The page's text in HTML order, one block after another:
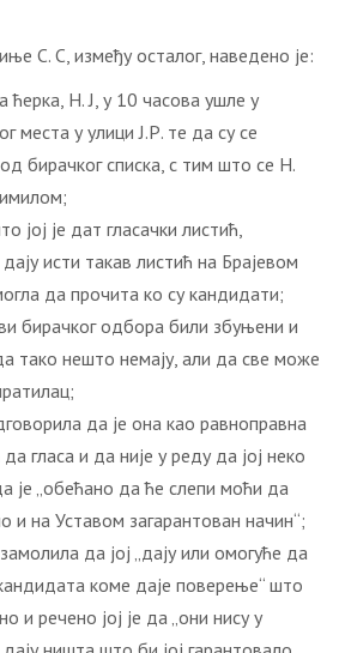
С. С, између осталог, наведено је:
ћерка, Н. Ј, у 10 часова ушле у
места у улици Ј.Р. те да су се
бирачког списка, с тим што се Н.
јој је дат гласачки листић,
исти такав листић на Брајевом
да прочита ко су кандидати;
бирачког одбора били збуњени и
тако нешто немају, али да све може
да је она као равноправна
гласа и да није у реду да јој неко
је „обећано да ће слепи моћи да
и на Уставом загарантован начин“;
да јој „дају или омогуће да
коме даје поверење“ што
и речено јој је да „они нису у